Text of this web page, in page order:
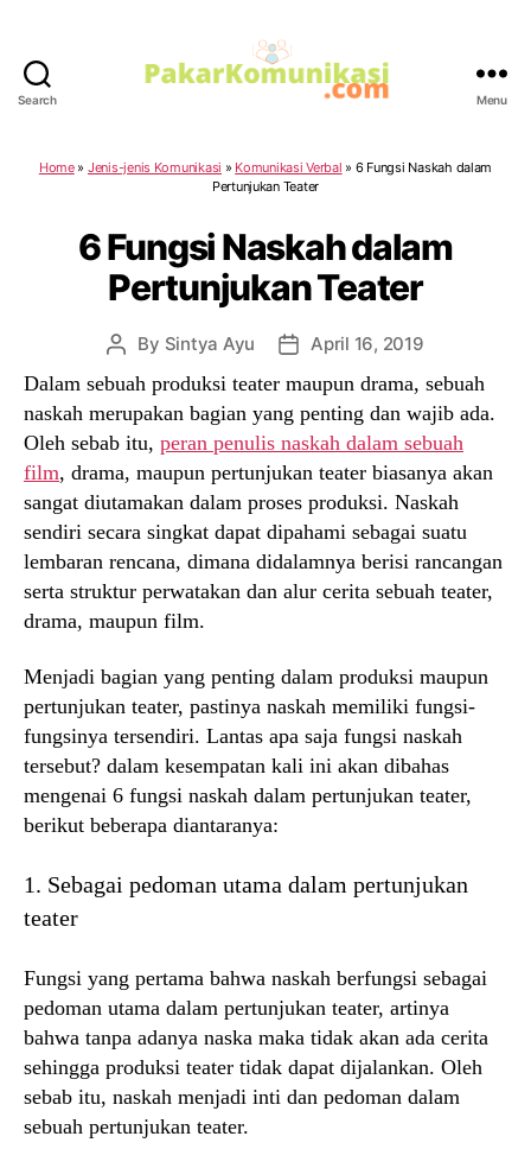
Search Menu
Home» Jenis-jenis Komunikasi » Komunikasi Verbal » 6 Fungsi Naskah dalam
Pertunjukan Teater
6 Fungsi Naskah dalam
Pertunjukan Teater
Post
author
By Sintya Ayu
PostApril 16, 2019
Dalam sebuah produksi teater maupun drama, sebuah
naskah merupakan bagian yang penting dan wajib ada.
Oleh sebab itu, peran penulis naskah dalam sebuah
film, drama, maupun pertunjukan teater biasanya akan
sangat diutamakan dalam proses produksi. Naskah
sendiri secara singkat dapat dipahami sebagai suatu
lembaran rencana, dimana didalamnya berisi rancangan
serta struktur perwatakan dan alur cerita sebuah teater,
drama, maupun film.
Menjadi bagian yang penting dalam produksi maupun
pertunjukan teater, pastinya naskah memiliki fungsi-
fungsinya tersendiri. Lantas apa saja fungsi naskah
tersebut? dalam kesempatan kali ini akan dibahas
mengenai 6 fungsi naskah dalam pertunjukan teater,
berikut beberapa diantaranya:
1. Sebagai pedoman utama dalam pertunjukan
teater
Fungsi yang pertama bahwa naskah berfungsi sebagai
pedoman utama dalam pertunjukan teater, artinya
bahwa tanpa adanya naska maka tidak akan ada cerita
sehingga produksi teater tidak dapat dijalankan. Oleh
sebab itu, naskah menjadi inti dan pedoman dalam
sebuah pertunjukan teater.